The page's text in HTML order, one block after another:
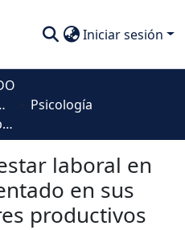
Iniciar sesión
y Creatividad)
Psicología
Análisis del bienestar laboral en Colombia, segmentado en sus diferentes sectores productivos
laboral en
en sus
productivos